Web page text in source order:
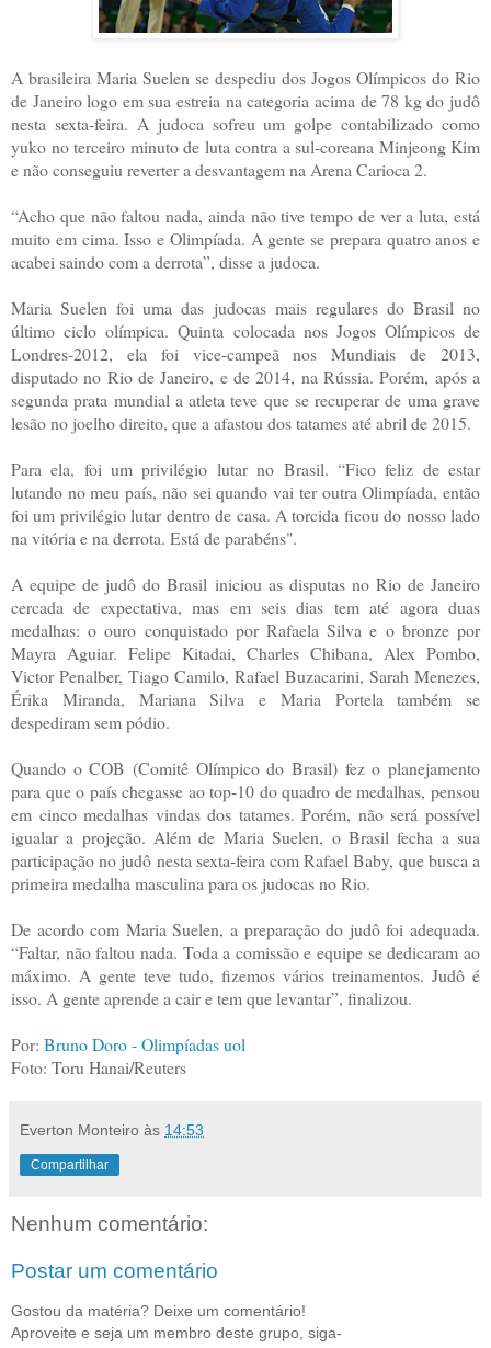
A brasileira Maria Suelen se despediu dos Jogos Olímpicos do Rio
de Janeiro logo em sua estreia na categoria acima de 78 kg do judô
nesta sexta-feira. A judoca sofreu um golpe contabilizado como
yuko no terceiro minuto de luta contra a sul-coreana Minjeong Kim
e não conseguiu reverter a desvantagem na Arena Carioca 2.
“Acho que não faltou nada, ainda não tive tempo de ver a luta, está
muito em cima. Isso e Olimpíada. A gente se prepara quatro anos e
acabei saindo com a derrota”, disse a judoca.
Maria Suelen foi uma das judocas mais regulares do Brasil no
último ciclo olímpica. Quinta colocada nos Jogos Olímpicos de
Londres-2012, ela foi vice-campeã nos Mundiais de 2013,
disputado no Rio de Janeiro, e de 2014, na Rússia. Porém, após a
segunda prata mundial a atleta teve que se recuperar de uma grave
lesão no joelho direito, que a afastou dos tatames até abril de 2015.
Para ela, foi um privilégio lutar no Brasil. “Fico feliz de estar
lutando no meu país, não sei quando vai ter outra Olimpíada, então
foi um privilégio lutar dentro de casa. A torcida ficou do nosso lado
na vitória e na derrota. Está de parabéns".
A equipe de judô do Brasil iniciou as disputas no Rio de Janeiro
cercada de expectativa, mas em seis dias tem até agora duas
medalhas: o ouro conquistado por Rafaela Silva e o bronze por
Mayra Aguiar. Felipe Kitadai, Charles Chibana, Alex Pombo,
Victor Penalber, Tiago Camilo, Rafael Buzacarini, Sarah Menezes,
Érika Miranda, Mariana Silva e Maria Portela também se
despediram sem pódio.
Quando o COB (Comitê Olímpico do Brasil) fez o planejamento
para que o país chegasse ao top-10 do quadro de medalhas, pensou
em cinco medalhas vindas dos tatames. Porém, não será possível
igualar a projeção. Além de Maria Suelen, o Brasil fecha a sua
participação no judô nesta sexta-feira com Rafael Baby, que busca a
primeira medalha masculina para os judocas no Rio.
De acordo com Maria Suelen, a preparação do judô foi adequada.
“Faltar, não faltou nada. Toda a comissão e equipe se dedicaram ao
máximo. A gente teve tudo, fizemos vários treinamentos. Judô é
isso. A gente aprende a cair e tem que levantar”, finalizou.
Por: Bruno Doro - Olimpíadas uol
Foto: Toru Hanai/Reuters
Everton Monteiro às 14:53
Compartilhar
Nenhum comentário:
Postar um comentário
Gostou da matéria? Deixe um comentário!
Aproveite e seja um membro deste grupo, siga-